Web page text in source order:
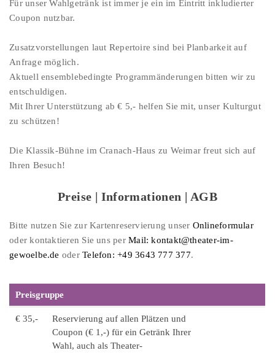
Für unser Wahlgetränk ist immer je ein im Eintritt inkludierter
Coupon nutzbar.
Zusatzvorstellungen laut Repertoire sind bei Planbarkeit auf
Anfrage möglich.
Aktuell ensemblebedingte Programmänderungen bitten wir zu
entschuldigen.
Mit Ihrer Unterstützung ab € 5,- helfen Sie mit, unser Kulturgut
zu schützen!
Die Klassik-Bühne im Cranach-Haus zu Weimar freut sich auf
Ihren Besuch!
Preise | Informationen | AGB
Bitte nutzen Sie zur Kartenreservierung unser Onlineformular
oder kontaktieren Sie uns perMail: kontakt@theater-im-
gewoelbe.de oderTelefon: +49 3643 777 377.
Preisgruppe
€ 35,-
Reservierung auf allen Plätzen und
Coupon (€ 1,-) für ein Getränk Ihrer
Wahl, auch als Theater-